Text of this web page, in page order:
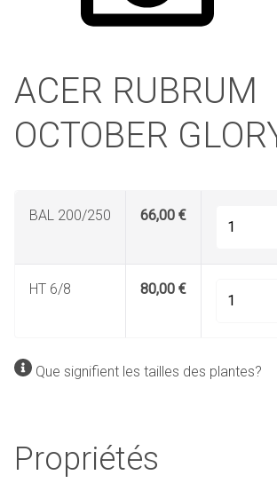
ACER RUBRUM
OCTOBER
BAL 200/250 66,00 €
HT 6/8 80,00 €
Que signifient les tailles des plantes?
Propriétés